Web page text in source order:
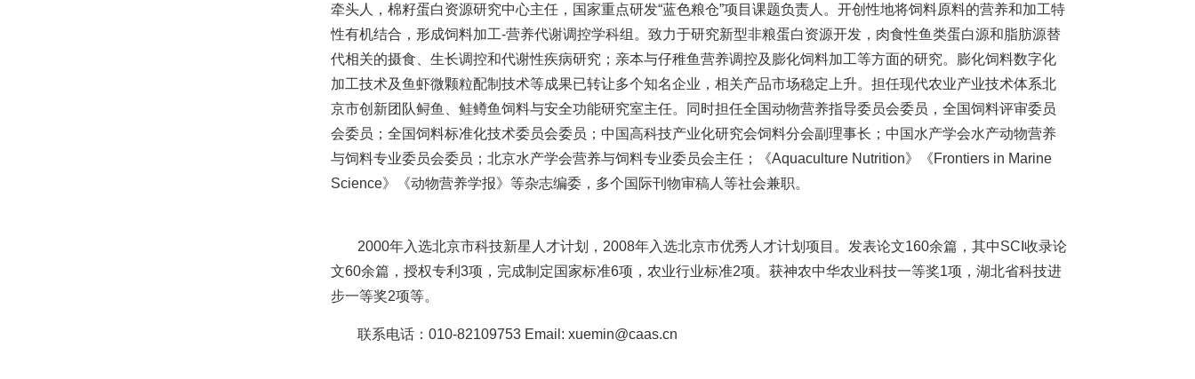
牵头人，棉籽蛋白资源研究中心主任，国家重点研发“蓝色粮仓”项目课题负责人。开创性地将饲料原料的营养和加工特
性有机结合，形成饲料加工-营养代谢调控学科组。致力于研究新型非粮蛋白资源开发，肉食性鱼类蛋白源和脂肪源替
代相关的摄食、生长调控和代谢性疾病研究；亲本与仔稚鱼营养调控及膨化饲料加工等方面的研究。膨化饲料数字化
加工技术及鱼虾微颗粒配制技术等成果已转让多个知名企业，相关产品市场稳定上升。担任现代农业产业技术体系北
京市创新团队鲟鱼、鲑鳟鱼饲料与安全功能研究室主任。同时担任全国动物营养指导委员会委员，全国饲料评审委员
会委员；全国饲料标准化技术委员会委员；中国高科技产业化研究会饲料分会副理事长；中国水产学会水产动物营养
与饲料专业委员会委员；北京水产学会营养与饲料专业委员会主任；《Aquaculture Nutrition》《Frontiers in Marine
Science》《动物营养学报》等杂志编委，多个国际刊物审稿人等社会兼职。
2000年入选北京市科技新星人才计划，2008年入选北京市优秀人才计划项目。发表论文160余篇，其中SCI收录论
文60余篇，授权专利3项，完成制定国家标准6项，农业行业标准2项。获神农中华农业科技一等奖1项，湖北省科技进
步一等奖2项等。
联系电话：010-82109753 Email: xuemin@caas.cn